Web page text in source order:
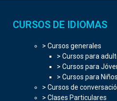
CURSOS DE IDIOMAS
> Cursos generales
> Cursos para
> Cursos para
> Cursos para Niños
> Cursos de
> Clases Particulares